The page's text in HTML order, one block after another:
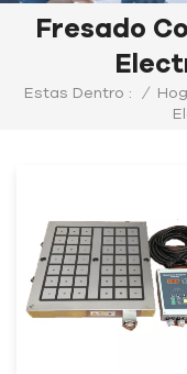
Fresado
Estas Dentro : /